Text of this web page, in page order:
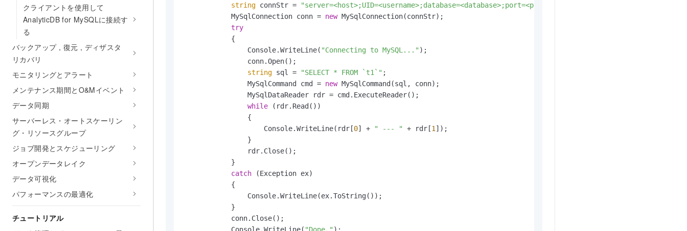
クライアントを使用して
AnalyticDB for MySQLに接続す
る
バックアップ , 復元 , ディザスタ
リカバリ
モニタリングとアラート
メンテナンス期間とO&Mイベント
データ同期
サーバーレス・オートスケーリン
グ・リソースグループ
ジョブ開発とスケジューリング
オープンデータレイク
データ可視化
パフォーマンスの最適化
チュートリアル
string connStr =
            MySqlConnection conn =
new MySqlConnection(connStr);
try
            {
                Console.WriteLine(
"Connecting to MySQL..." );
                conn.Open();
string sql = "SELECT * FROM `t1`" ;
                MySqlCommand cmd =
new MySqlCommand(sql, conn);
                MySqlDataReader rdr = cmd.ExecuteReader();
while (rdr.Read())
                {
                    Console.WriteLine(rdr[
0] + " --- " + rdr[1 ]);
                }
                rdr.Close();
            }
catch (Exception ex)
            {
                Console.WriteLine(ex.ToString());
            }
            conn.Close();
            Console.WriteLine(
"Done." );